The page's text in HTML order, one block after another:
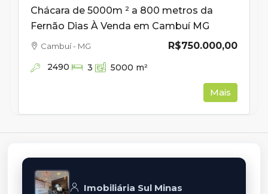
Chácara de 5000m ² a 800 metros da
Fernão Dias À Venda em Cambuí MG
R$750.000,00
Cambuí - MG
2490 3 5000 m²
Mais
Imobiliária Sul Minas